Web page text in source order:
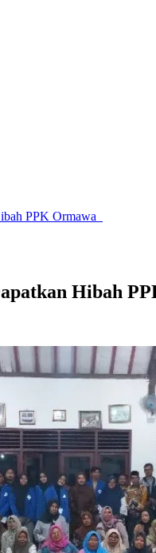
PPK Ormawa
Hibah